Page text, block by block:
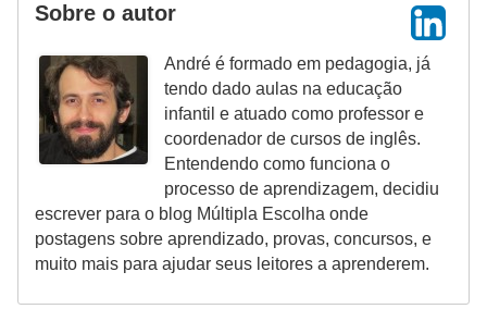
Sobre o autor
André é formado em pedagogia, já
tendo dado aulas na educação
infantil e atuado como professor e
coordenador de cursos de inglês.
Entendendo como funciona o
processo de aprendizagem, decidiu
escrever para o blog Múltipla Escolha onde
postagens sobre aprendizado, provas, concursos, e
muito mais para ajudar seus leitores a aprenderem.